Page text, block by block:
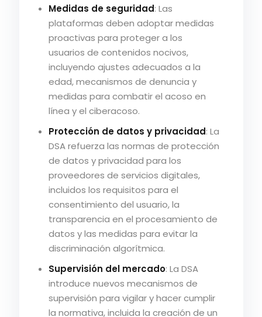
Medidas de seguridad: Las
plataformas deben adoptar medidas
proactivas para proteger a los
usuarios de contenidos nocivos,
incluyendo ajustes adecuados a la
edad, mecanismos de denuncia y
medidas para combatir el acoso en
línea y el ciberacoso.
Protección de datos y privacidad: La
DSA refuerza las normas de protección
de datos y privacidad para los
proveedores de servicios digitales,
incluidos los requisitos para el
consentimiento del usuario, la
transparencia en el procesamiento de
datos y las medidas para evitar la
discriminación algorítmica.
Supervisión del mercado: La DSA
introduce nuevos mecanismos de
supervisión para vigilar y hacer cumplir
la normativa, incluida la creación de un